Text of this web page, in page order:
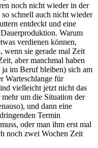
noch nicht wieder in der
schnell auch nicht wieder
entdeckt und eine
Warum
verdienen können,
wenn sie gerade mal Zeit
aber manchmal haben
im Beruf bleiben) sich am
Warteschlange für
vielleicht jetzt nicht das
um die Situation der
und dann eine
Termin
oder man ihm erst mal
noch zwei Wochen Zeit